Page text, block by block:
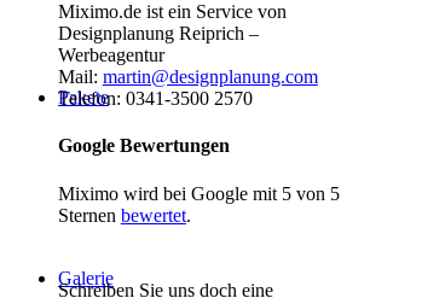
Pakete
Galerie
Miximo.de ist ein Service von
Designplanung Reiprich –
Werbeagentur
Mail: martin@designplanung.com
Telefon: 0341-3500 2570
Google Bewertungen
Miximo wird bei Google mit 5 von 5
Sternen bewertet.
Schreiben Sie uns doch eine